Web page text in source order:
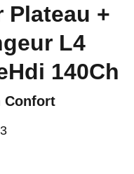
Plateau +
L4
140Ch
Confort